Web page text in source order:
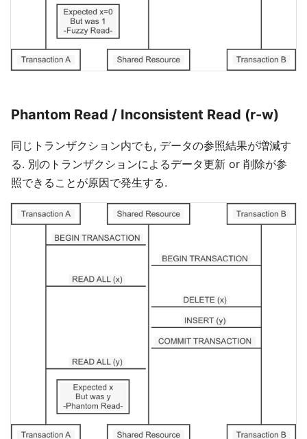
Phantom Read / Inconsistent Read (r-w)
同じトランザクション内でも, データの参照結果が増減す
る. 別のトランザクションによるデータ更新 or 削除が参
照できることが原因で発生する.